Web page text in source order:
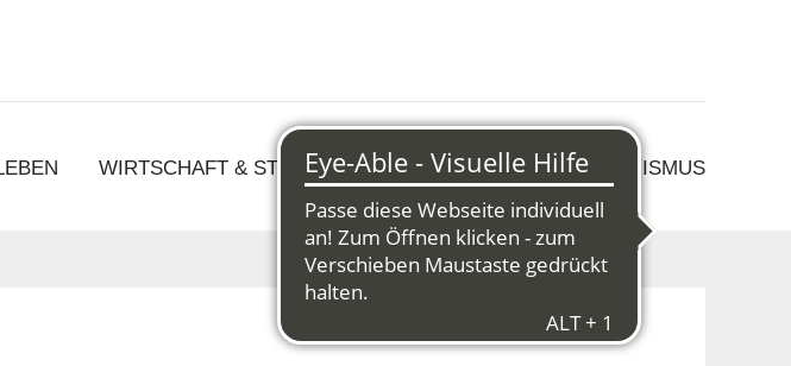
WIRTSCHAFT & STRUKTURWANDEL KULTUR & TOURISMUS